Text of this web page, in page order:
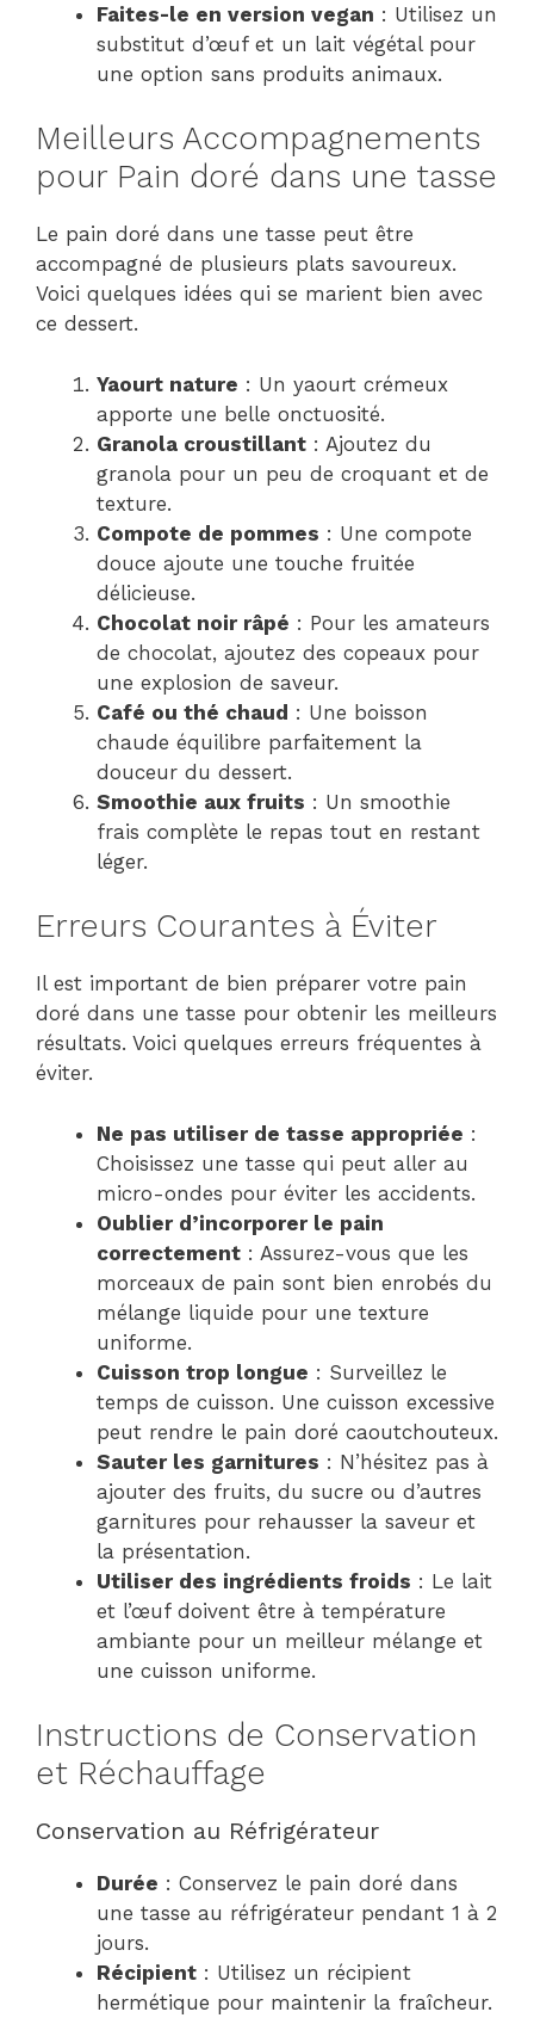
Faites-le en version vegan : Utilisez un
substitut d’œuf et un lait végétal pour
une option sans produits animaux.
Meilleurs Accompagnements
pour Pain doré dans une tasse
Le pain doré dans une tasse peut être
accompagné de plusieurs plats savoureux.
Voici quelques idées qui se marient bien avec
ce dessert.
Yaourt nature : Un yaourt crémeux
apporte une belle onctuosité.
Granola croustillant : Ajoutez du
granola pour un peu de croquant et de
texture.
Compote de pommes : Une compote
douce ajoute une touche fruitée
délicieuse.
Chocolat noir râpé : Pour les amateurs
de chocolat, ajoutez des copeaux pour
une explosion de saveur.
Café ou thé chaud : Une boisson
chaude équilibre parfaitement la
douceur du dessert.
Smoothie aux fruits : Un smoothie
frais complète le repas tout en restant
léger.
Erreurs Courantes à Éviter
Il est important de bien préparer votre pain
doré dans une tasse pour obtenir les meilleurs
résultats. Voici quelques erreurs fréquentes à
éviter.
Ne pas utiliser de tasse appropriée :
Choisissez une tasse qui peut aller au
micro-ondes pour éviter les accidents.
Oublier d’incorporer le pain
correctement : Assurez-vous que les
morceaux de pain sont bien enrobés du
mélange liquide pour une texture
uniforme.
Cuisson trop longue : Surveillez le
temps de cuisson. Une cuisson excessive
peut rendre le pain doré caoutchouteux.
Sauter les garnitures : N’hésitez pas à
ajouter des fruits, du sucre ou d’autres
garnitures pour rehausser la saveur et
la présentation.
Utiliser des ingrédients froids : Le lait
et l’œuf doivent être à température
ambiante pour un meilleur mélange et
une cuisson uniforme.
Instructions de Conservation
et Réchauffage
Conservation au Réfrigérateur
Durée : Conservez le pain doré dans
une tasse au réfrigérateur pendant 1 à 2
jours.
Récipient : Utilisez un récipient
hermétique pour maintenir la fraîcheur.